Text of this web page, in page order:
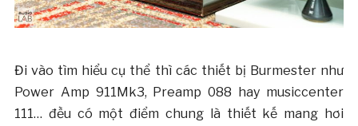
Đi vào tìm hiểu cụ thể thì các thiết bị Burmester như
Power Amp 911Mk3, Preamp 088 hay musiccenter
111… đều có một điểm chung là thiết kế mang hơi